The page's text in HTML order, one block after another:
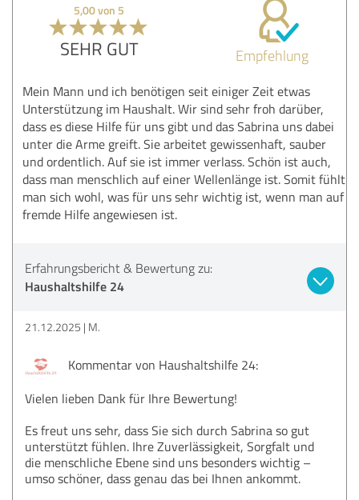
5,00 von 5
SEHR GUT Empfehlung
Mein Mann und ich benötigen seit einiger Zeit etwas
Unterstützung im Haushalt. Wir sind sehr froh darüber,
dass es diese Hilfe für uns gibt und das Sabrina uns dabei
unter die Arme greift. Sie arbeitet gewissenhaft, sauber
und ordentlich. Auf sie ist immer verlass. Schön ist auch,
dass man menschlich auf einer Wellenlänge ist. Somit fühlt
man sich wohl, was für uns sehr wichtig ist, wenn man auf
fremde Hilfe angewiesen ist.
Erfahrungsbericht & Bewertung zu:
Haushaltshilfe 24
21.12.2025 M.
Kommentar von Haushaltshilfe 24:
Vielen lieben Dank für Ihre Bewertung!
Es freut uns sehr, dass Sie sich durch Sabrina so gut
unterstützt fühlen. Ihre Zuverlässigkeit, Sorgfalt und
die menschliche Ebene sind uns besonders wichtig –
umso schöner, dass genau das bei Ihnen ankommt.